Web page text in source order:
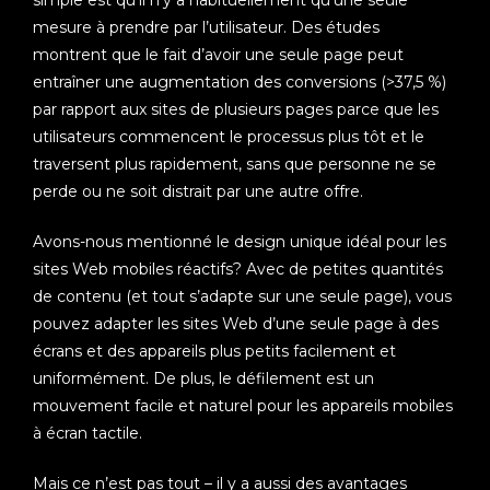
mesure à prendre par l’utilisateur. Des études
montrent que le fait d’avoir une seule page peut
entraîner une augmentation des conversions (>37,5 %)
par rapport aux sites de plusieurs pages parce que les
utilisateurs commencent le processus plus tôt et le
traversent plus rapidement, sans que personne ne se
perde ou ne soit distrait par une autre offre.
Avons-nous mentionné le design unique idéal pour les
sites Web mobiles réactifs? Avec de petites quantités
de contenu (et tout s’adapte sur une seule page), vous
pouvez adapter les sites Web d’une seule page à des
écrans et des appareils plus petits facilement et
uniformément. De plus, le défilement est un
mouvement facile et naturel pour les appareils mobiles
à écran tactile.
Mais ce n’est pas tout – il y a aussi des avantages